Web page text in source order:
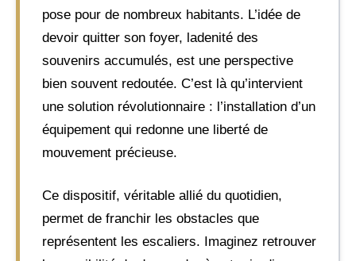
pose pour de nombreux habitants. L’idée de
devoir quitter son foyer, ladenité des
souvenirs accumulés, est une perspective
bien souvent redoutée. C’est là qu’intervient
une solution révolutionnaire : l’installation d’un
équipement qui redonne une liberté de
mouvement précieuse.
Ce dispositif, véritable allié du quotidien,
permet de franchir les obstacles que
représentent les escaliers. Imaginez retrouver